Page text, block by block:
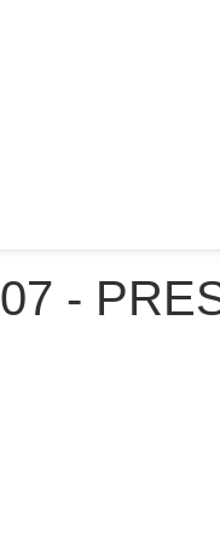
07 -